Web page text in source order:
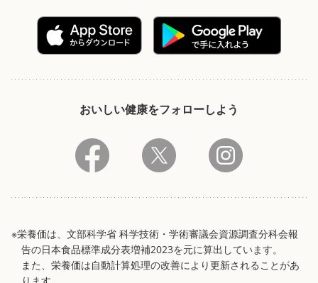
おいしい健康をフォローしよう
※栄養価は、文部科学省 科学技術・学術審議会資源調査分科会報
告の日本食品標準成分表増補2023を元に算出しています。
また、栄養価は自動計算処理の改善により更新されることがあ